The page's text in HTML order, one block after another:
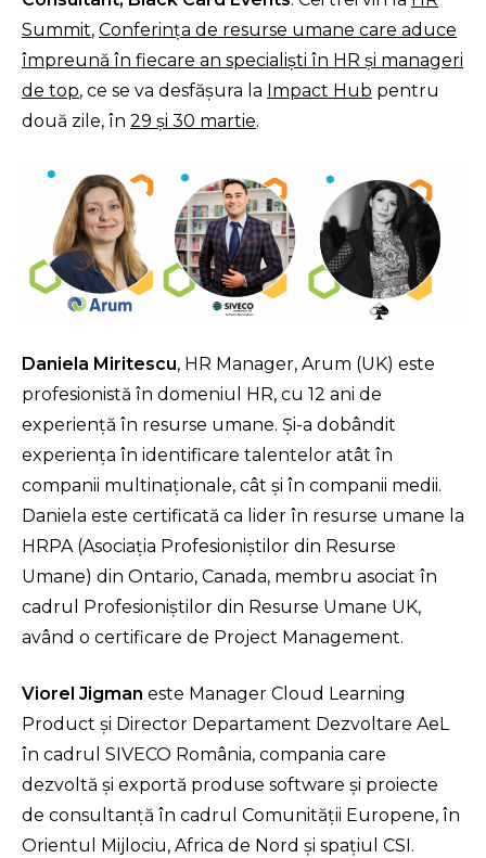
Summit, Conferinţa de resurse umane care aduce
împreună în fiecare an specialişti în HR şi manageri
de top, ce se va desfăşura la Impact Hub pentru
două zile, în 29 şi 30 martie.
Daniela Miritescu, HR Manager, Arum (UK) este
profesionistă în domeniul HR, cu 12 ani de
experienţă în resurse umane. Şi-a dobândit
experienţa în identificare talentelor atât în
companii multinaţionale, cât şi în companii medii.
Daniela este certificată ca lider în resurse umane la
HRPA (Asociaţia Profesioniştilor din Resurse
Umane) din Ontario, Canada, membru asociat în
cadrul Profesioniştilor din Resurse Umane UK,
având o certificare de Project Management.
Viorel Jigman este Manager Cloud Learning
Product și Director Departament Dezvoltare AeL
în cadrul SIVECO România, compania care
dezvoltă și exportă produse software și proiecte
de consultanță în cadrul Comunității Europene, în
Orientul Mijlociu, Africa de Nord și spațiul CSI.